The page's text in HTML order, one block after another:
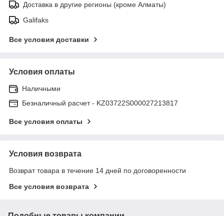
Доставка в другие регионы (кроме Алматы)
Galifaks
Все условия доставки
Условия оплаты
Наличными
Безналичный расчет - KZ03722S000027213817
Все условия оплаты
Условия возврата
Возврат товара в течение 14 дней по договоренности
Все условия возврата